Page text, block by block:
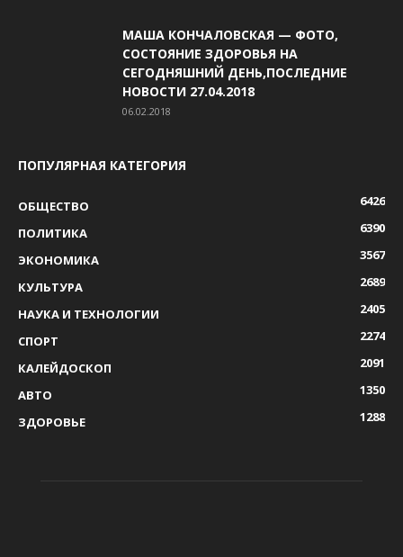
МАША КОНЧАЛОВСКАЯ — ФОТО,
СОСТОЯНИЕ ЗДОРОВЬЯ НА
СЕГОДНЯШНИЙ ДЕНЬ,ПОСЛЕДНИЕ
НОВОСТИ 27.04.2018
06.02.2018
ПОПУЛЯРНАЯ КАТЕГОРИЯ
ОБЩЕСТВО
6426
ПОЛИТИКА
6390
ЭКОНОМИКА
3567
КУЛЬТУРА
2689
НАУКА И ТЕХНОЛОГИИ
2405
СПОРТ
2274
КАЛЕЙДОСКОП
2091
АВТО
1350
ЗДОРОВЬЕ
1288